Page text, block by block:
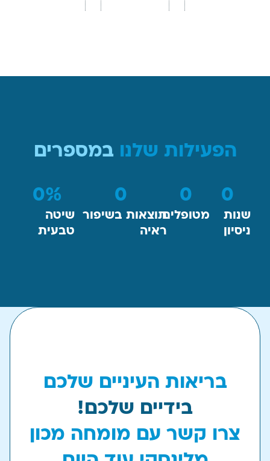
הפעילות שלנו במספרים
שנות
ניסיון
0
מטופלים
0
תוצאות בשיפור
ראיה
0
שיטה
טבעית
%
0
בריאות העיניים שלכם
בידיים שלכם!
צרו קשר עם מומחה מכון